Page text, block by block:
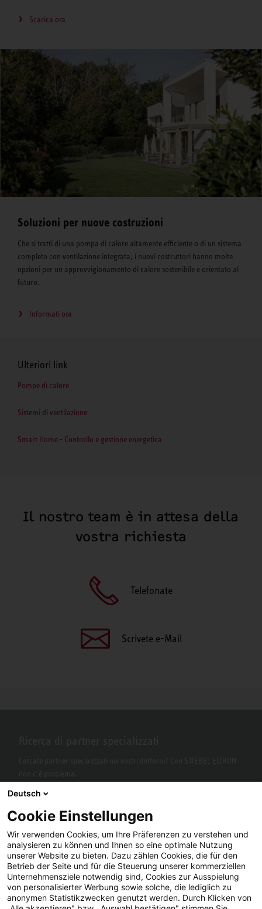
Scarica ora
Soluzioni per nuove costruzioni
Che si tratti di una pompa di calore altamente efficiente o di un sistema
completo con ventilazione integrata, i nuovi costruttori hanno molte
opzioni per un approvvigionamento di calore sostenibile e orientato al
futuro.
Informati ora
Ulteriori link
Pompe di calore
Sistemi di ventilazione
Smart Home - Controllo e gestione energetica
Il nostro team è in attesa della
vostra richiesta
Telefonate
Scrivete e-Mail
Facebook YouTube LinkedIn
Deutsch
Cookie Einstellungen
Wir verwenden Cookies, um Ihre Präferenzen zu verstehen und
analysieren zu können und Ihnen so eine optimale Nutzung
unserer Website zu bieten. Dazu zählen Cookies, die für den
Betrieb der Seite und für die Steuerung unserer kommerziellen
Unternehmensziele notwendig sind, Cookies zur Ausspielung
von personalisierter Werbung sowie solche, die lediglich zu
anonymen Statistikzwecken genutzt werden. Durch Klicken von